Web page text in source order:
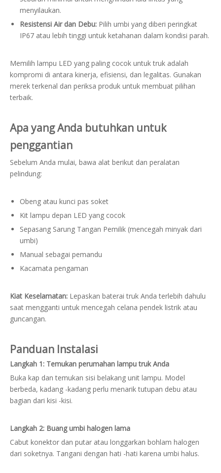
menyilaukan.
Resistensi Air dan Debu: Pilih umbi yang diberi peringkat
IP67 atau lebih tinggi untuk ketahanan dalam kondisi parah.
Memilih lampu LED yang paling cocok untuk truk adalah
kompromi di antara kinerja, efisiensi, dan legalitas. Gunakan
merek terkenal dan periksa produk untuk membuat pilihan
terbaik.
Apa yang Anda butuhkan untuk
penggantian
Sebelum Anda mulai, bawa alat berikut dan peralatan
pelindung:
Obeng atau kunci pas soket
Kit lampu depan LED yang cocok
Sepasang Sarung Tangan Pemilik (mencegah minyak dari
umbi)
Manual sebagai pemandu
Kacamata pengaman
Kiat Keselamatan: Lepaskan baterai truk Anda terlebih dahulu
saat mengganti untuk mencegah celana pendek listrik atau
guncangan.
Panduan Instalasi
Langkah 1: Temukan perumahan lampu truk Anda
Buka kap dan temukan sisi belakang unit lampu. Model
berbeda, kadang -kadang perlu menarik tutupan debu atau
bagian dari kisi -kisi.
Langkah 2: Buang umbi halogen lama
Cabut konektor dan putar atau longgarkan bohlam halogen
dari soketnya. Tangani dengan hati -hati karena umbi halus.